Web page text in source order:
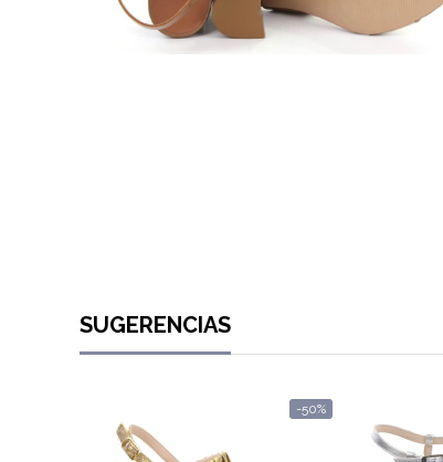
SUGERENCIAS
-50%